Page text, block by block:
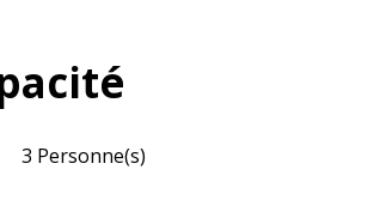
3 Personne(s)